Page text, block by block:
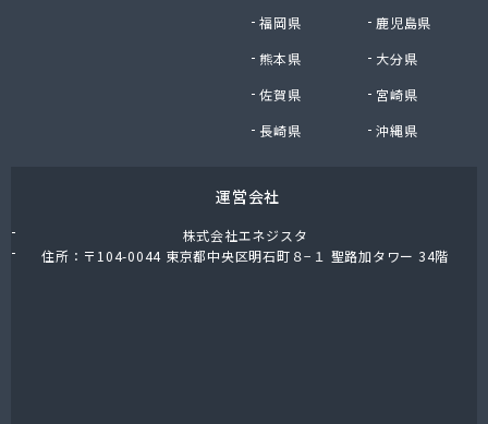
福岡県
鹿児島県
熊本県
大分県
佐賀県
宮崎県
長崎県
沖縄県
運営会社
株式会社エネジスタ
住所：〒104-0044 東京都中央区明石町８−１ 聖路加タワー 34階